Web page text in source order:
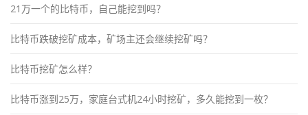
21万一个的比特币，自己能挖到吗？
比特币跌破挖矿成本，矿场主还会继续挖矿吗？
比特币挖矿怎么样？
比特币涨到25万，家庭台式机24小时挖矿，多久能挖到一枚？